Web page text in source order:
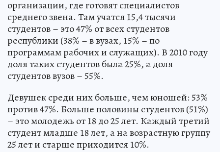
организации, где готовят специалистов
среднего звена. Там учатся 15,4 тысячи
студентов – это 47% от всех студентов
республики (38% – в вузах, 15% – по
программам рабочих и служащих). В 2010 году
доля таких студентов была 25%, а доля
студентов вузов – 55%.
Девушек среди них больше, чем юношей: 53%
против 47%. Больше половины студентов (51%)
– это молодежь от 18 до 25 лет. Каждый третий
студент младше 18 лет, а на возрастную группу
25 лет и старше приходится 10%.